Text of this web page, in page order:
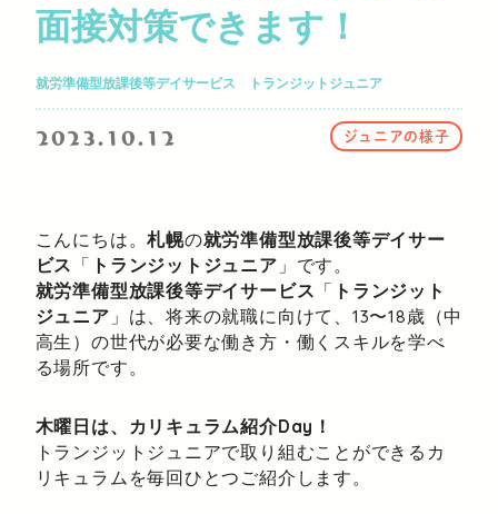
面接対策できます！
就労準備型放課後等デイサービス トランジットジュニア
2023.10.12 ジュニアの様子
こんにちは。札幌の就労準備型放課後等デイサー
ビス 「 トランジットジュニア 」です。
就労準備型放課後等デイサービス 「 トランジット
ジュニア 」は、将来の就職に向けて、13〜18歳（中
高生）の世代が必要な働き方・働くスキルを学べ
る場所です。
木曜日は、カリキュラム紹介Day！
トランジットジュニアで取り組むことができるカ
リキュラムを毎回ひとつご紹介します。